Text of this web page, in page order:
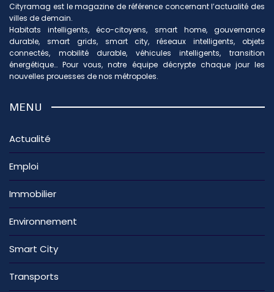
Cityramag est le magazine de référence concernant l’actualité des
villes de demain.
Habitats intelligents, éco-citoyens, smart home, gouvernance
durable, smart grids, smart city, réseaux intelligents, objets
connectés, mobilité durable, véhicules intelligents, transition
énergétique… Pour vous, notre équipe décrypte chaque jour les
nouvelles prouesses de nos métropoles.
MENU
Actualité
Emploi
Immobilier
Environnement
Smart City
Transports